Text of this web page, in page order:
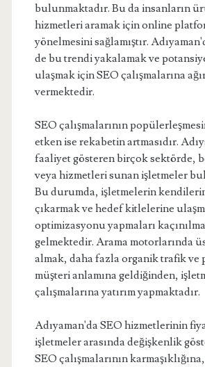
bulunmaktadır. Bu da insanların
hizmetleri aramak için online
yönelmesini sağlamıştır.
de bu trendi yakalamak ve
ulaşmak için SEO çalışmalarına
vermektedir.
SEO çalışmalarının
etken ise rekabetin artmasıdır.
faaliyet gösteren birçok sektörde,
veya hizmetleri sunan işletmeler
Bu durumda, işletmelerin
çıkarmak ve hedef kitlelerine
optimizasyonu yapmaları
gelmektedir. Arama motorlarında
almak, daha fazla organik trafik ve
müşteri anlamına geldiğinden,
çalışmalarına yatırım yapmaktadır.
Adıyaman'da SEO hizmetlerinin
işletmeler arasında değişkenlik
SEO çalışmalarının